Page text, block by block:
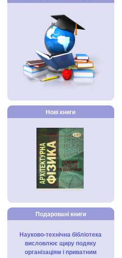
Нові книги
Подаровані книги
Науково-технічна бібліотека
висловлює щиру подяку
організаціям і приватним